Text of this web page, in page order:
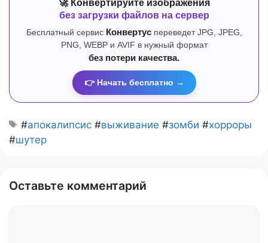
🚀 Конвертируйте изображения
без загрузки файлов на сервер
Бесплатный сервис Конвертуспереведет JPG, JPEG,
PNG, WEBP и AVIF в нужный формат
без потери качества.
👉 Начать бесплатно →
#апокалипсис #выживание #зомби #хорроры
#шутер
Оставьте комментарий